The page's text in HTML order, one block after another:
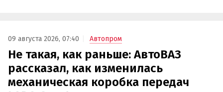
09 августа 2026, 07:40 Автопром
Не такая, как раньше: АвтоВАЗ
рассказал, как изменилась
механическая коробка передач